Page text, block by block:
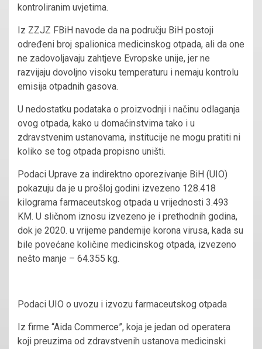
kontroliranim uvjetima.
Iz ZZJZ FBiH navode da na području BiH postoji
određeni broj spalionica medicinskog otpada, ali da one
ne zadovoljavaju zahtjeve Evropske unije, jer ne
razvijaju dovoljno visoku temperaturu i nemaju kontrolu
emisija otpadnih gasova.
U nedostatku podataka o proizvodnji i načinu odlaganja
ovog otpada, kako u domaćinstvima tako i u
zdravstvenim ustanovama, institucije ne mogu pratiti ni
koliko se tog otpada propisno uništi.
Podaci Uprave za indirektno oporezivanje BiH (UIO)
pokazuju da je u prošloj godini izvezeno 128.418
kilograma farmaceutskog otpada u vrijednosti 3.493
KM. U sličnom iznosu izvezeno je i prethodnih godina,
dok je 2020. u vrijeme pandemije korona virusa, kada su
bile povećane količine medicinskog otpada, izvezeno
nešto manje – 64.355 kg.
Podaci UIO o uvozu i izvozu farmaceutskog otpada
Iz firme “Aida Commerce”, koja je jedan od operatera
koji preuzima od zdravstvenih ustanova medicinski